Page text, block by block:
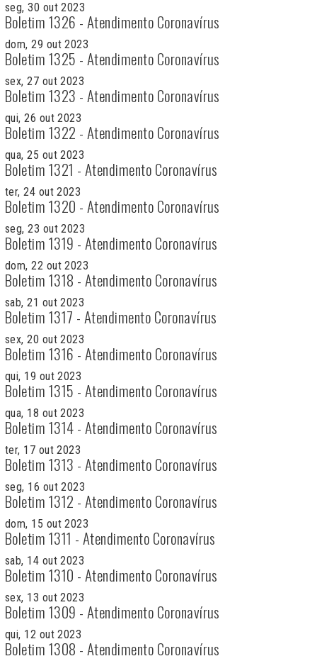
seg, 30 out 2023
Boletim 1326 - Atendimento Coronavírus
dom, 29 out 2023
Boletim 1325 - Atendimento Coronavírus
sex, 27 out 2023
Boletim 1323 - Atendimento Coronavírus
qui, 26 out 2023
Boletim 1322 - Atendimento Coronavírus
qua, 25 out 2023
Boletim 1321 - Atendimento Coronavírus
ter, 24 out 2023
Boletim 1320 - Atendimento Coronavírus
seg, 23 out 2023
Boletim 1319 - Atendimento Coronavírus
dom, 22 out 2023
Boletim 1318 - Atendimento Coronavírus
sab, 21 out 2023
Boletim 1317 - Atendimento Coronavírus
sex, 20 out 2023
Boletim 1316 - Atendimento Coronavírus
qui, 19 out 2023
Boletim 1315 - Atendimento Coronavírus
qua, 18 out 2023
Boletim 1314 - Atendimento Coronavírus
ter, 17 out 2023
Boletim 1313 - Atendimento Coronavírus
seg, 16 out 2023
Boletim 1312 - Atendimento Coronavírus
dom, 15 out 2023
Boletim 1311 - Atendimento Coronavírus
sab, 14 out 2023
Boletim 1310 - Atendimento Coronavírus
sex, 13 out 2023
Boletim 1309 - Atendimento Coronavírus
qui, 12 out 2023
Boletim 1308 - Atendimento Coronavírus